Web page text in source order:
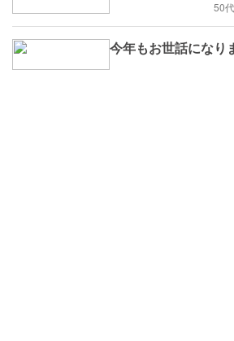
50
今年もお世話になり